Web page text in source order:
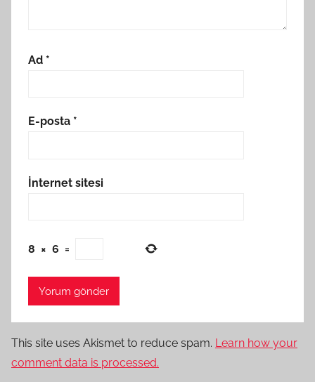
Ad *
E-posta *
İnternet sitesi
8 × 6 =
This site uses Akismet to reduce spam. Learn how your
comment data is processed.